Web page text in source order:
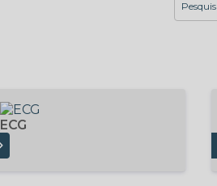
ECG